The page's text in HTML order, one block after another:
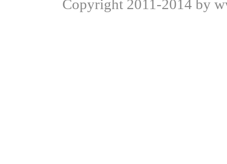
Copyright 2011-2014 by